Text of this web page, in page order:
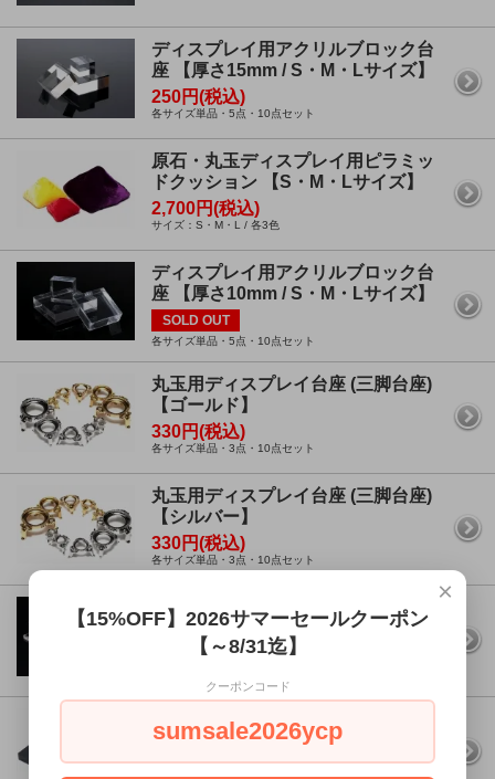
ディスプレイ用アクリルブロック台
座 【厚さ15mm / S・M・Lサイズ】
250円(税込)
各サイズ単品・5点・10点セット
原石・丸玉ディスプレイ用ピラミッ
ドクッション 【S・M・Lサイズ】
2,700円(税込)
サイズ：S・M・L / 各3色
ディスプレイ用アクリルブロック台
座 【厚さ10mm / S・M・Lサイズ】
SOLD OUT
各サイズ単品・5点・10点セット
丸玉用ディスプレイ台座 (三脚台座)
【ゴールド】
330円(税込)
各サイズ単品・3点・10点セット
丸玉用ディスプレイ台座 (三脚台座)
【シルバー】
330円(税込)
各サイズ単品・3点・10点セット
鉱物・ミネラル用ディスプレイスタ
ンド【S・Ｍ・Lサイズ】
660円(税込)
ディスプレイ用アクリル台座【Mサ
イズ ブラック】
SOLD OUT
×
【15%OFF】2026サマーセールクーポン
【～8/31迄】
クーポンコード
sumsale2026ycp